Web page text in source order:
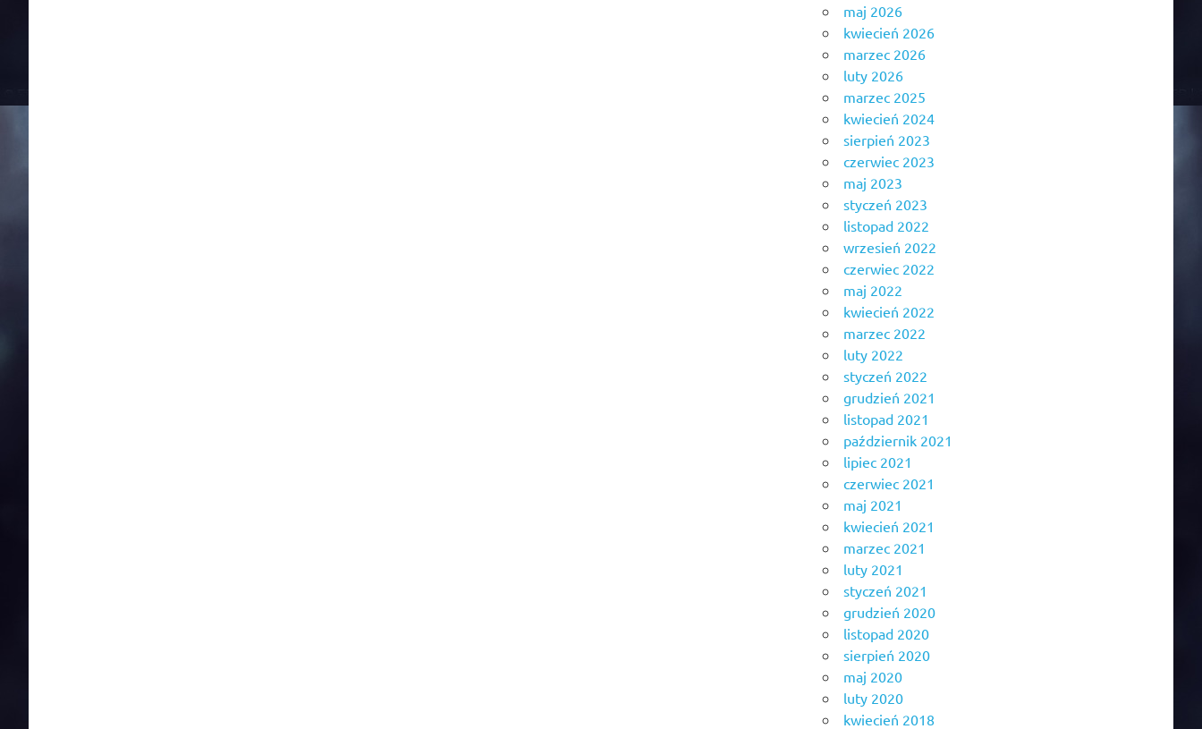
maj 2026
kwiecień 2026
marzec 2026
luty 2026
marzec 2025
kwiecień 2024
sierpień 2023
czerwiec 2023
maj 2023
styczeń 2023
listopad 2022
wrzesień 2022
czerwiec 2022
maj 2022
kwiecień 2022
marzec 2022
luty 2022
styczeń 2022
grudzień 2021
listopad 2021
październik 2021
lipiec 2021
czerwiec 2021
maj 2021
kwiecień 2021
marzec 2021
luty 2021
styczeń 2021
grudzień 2020
listopad 2020
sierpień 2020
maj 2020
luty 2020
kwiecień 2018